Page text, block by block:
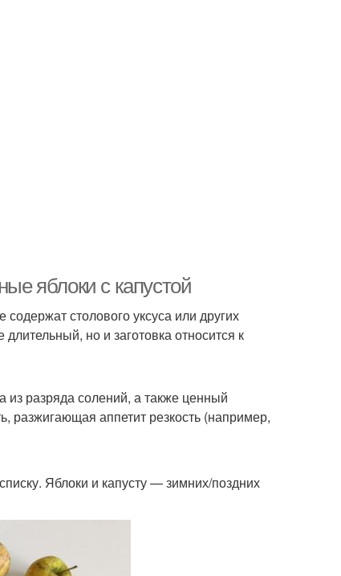
яблоки с капустой
столового уксуса или других
но и заготовка относится к
из разряда солений, а также ценный
разжигающая аппетит резкость (например,
Яблоки и капусту — зимних/поздних